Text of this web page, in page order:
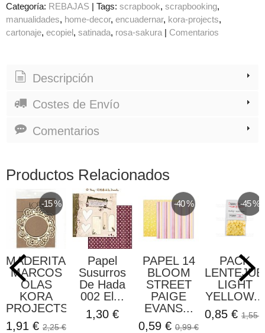
Categoría: REBAJAS Tags: scrapbook scrapbooking
manualidades
home-decor encuadernar kora-projects
cartonaje ecopiel satinada rosa-sakura Comentarios
Descripción
Costes de Envío
Comentarios
Productos Relacionados
-15 %
MADERITAS
MARCOS
OLAS
KORA
PROJECTS
1,91 € 2,25 €
Papel
Susurros
De Hada
002 El...
1,30 €
-40 %
PAPEL 14
BLOOM
STREET
PAIGE
EVANS...
0,59 € 0,99 €
-45 %
PACK
LIGHT
YELLOW...
0,85 € 1,55 €